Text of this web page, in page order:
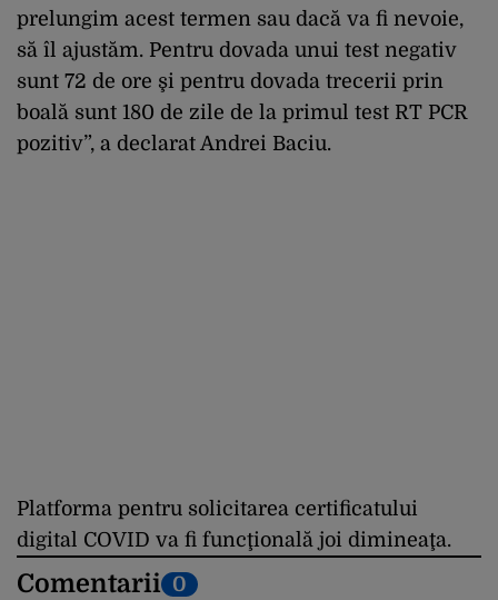
prelungim acest termen sau dacă va fi nevoie,
să îl ajustăm. Pentru dovada unui test negativ
sunt 72 de ore şi pentru dovada trecerii prin
boală sunt 180 de zile de la primul test RT PCR
pozitiv”, a declarat Andrei Baciu.
Platforma pentru solicitarea certificatului
digital COVID va fi funcţională joi dimineaţa.
Comentarii 0